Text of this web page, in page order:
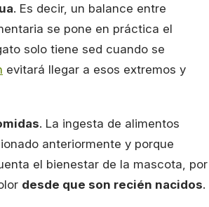
. Es decir, un balance entre
se pone en práctica el
solo tiene sed cuando se
evitará llegar a esos extremos y
. La ingesta de alimentos
anteriormente y porque
el bienestar de la mascota, por
desde que son recién nacidos.